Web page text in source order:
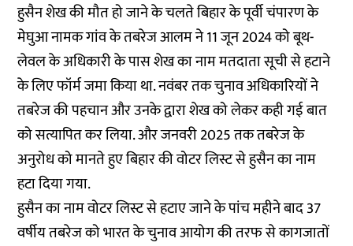
हुसैन शेख की मौत हो जाने के चलते बिहार के पूर्वी चंपारण के
मेघुआ नामक गांव के तबरेज आलम ने 11 जून 2024 को बूथ-
लेवल के अधिकारी के पास शेख का नाम मतदाता सूची से हटाने
के लिए फॉर्म जमा किया था. नवंबर तक चुनाव अधिकारियों ने
तबरेज की पहचान और उनके द्वारा शेख को लेकर कही गई बात
को सत्यापित कर लिया. और जनवरी 2025 तक तबरेज के
अनुरोध को मानते हुए बिहार की वोटर लिस्ट से हुसैन का नाम
हटा दिया गया.
हुसैन का नाम वोटर लिस्ट से हटाए जाने के पांच महीने बाद 37
वर्षीय तबरेज को भारत के चुनाव आयोग की तरफ से कागजातों